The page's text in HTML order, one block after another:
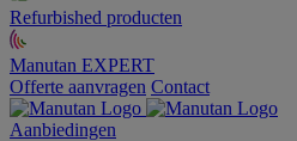
Refurbished producten
Manutan EXPERT
Offerte aanvragen Contact
Aanbiedingen